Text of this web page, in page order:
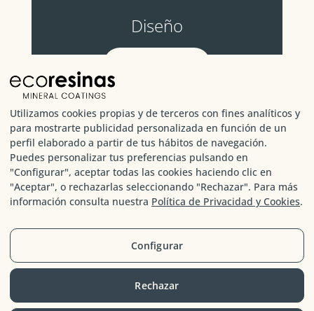
Diseño
Cuidados
VER VÍDEOS
Utilizamos cookies propias y de terceros con fines analíticos y
para mostrarte publicidad personalizada en función de un
perfil elaborado a partir de tus hábitos de navegación.
Puedes personalizar tus preferencias pulsando en
"Configurar", aceptar todas las cookies haciendo clic en
"Aceptar", o rechazarlas seleccionando "Rechazar". Para más
información consulta nuestra Política de Privacidad y Cookies.
Configurar
Rechazar